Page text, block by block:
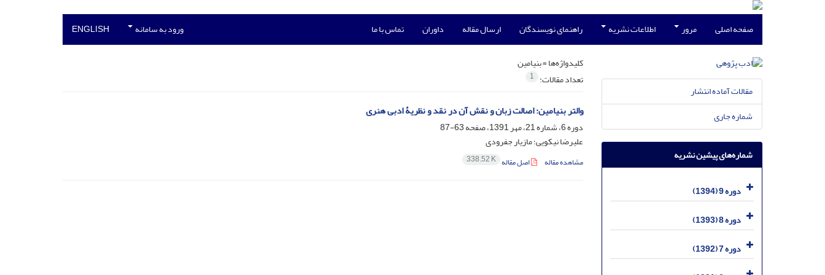
صفحه اصلی مرور اطلاعات نشریه راهنمای نویسندگان ارسال مقاله داوران تماس با ما ورود به سامانه ENGLISH
کلیدواژه‌ها =بنیامین
تعداد مقالات: 1
والتر بنیامین: اصالت زبان و نقش آن در نقد و نظریۀ ادبی هنری
دوره 6، شماره 21، مهر 1391، صفحه
63-87
علیرضا نیکویی؛ مازیار جفرودی
مشاهده مقاله اصل مقاله 338.52 K
مقالات آماده انتشار
شماره جاری
شماره‌های پیشین نشریه
دوره 9 (1394)
دوره 8 (1393)
دوره 7 (1392)